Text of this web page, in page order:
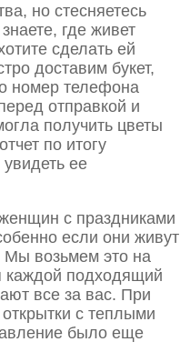
но стесняетесь
где живет
сделать ей
доставим букет,
номер телефона
отправкой и
получить цветы
по итогу
ее
с праздниками
если они живут
Мы возьмем это на
каждой подходящий
все за вас. При
с теплыми
было еще